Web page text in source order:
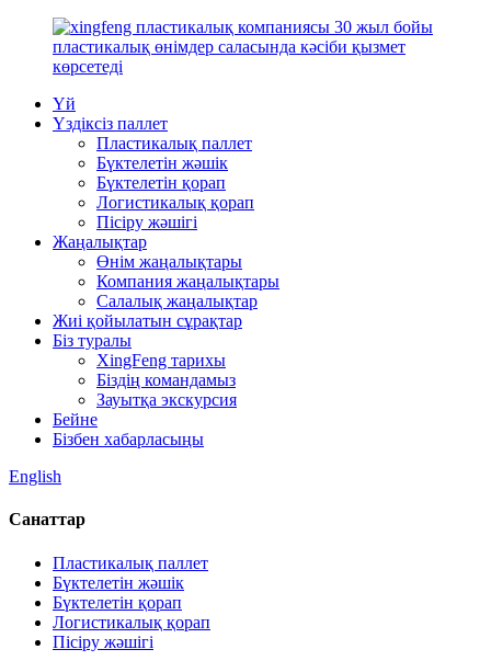
Үй
Үздіксіз паллет
Пластикалық паллет
Бүктелетін жәшік
Бүктелетін қорап
Логистикалық қорап
Пісіру жәшігі
Жаңалықтар
Өнім жаңалықтары
Компания жаңалықтары
Салалық жаңалықтар
Жиі қойылатын сұрақтар
Біз туралы
XingFeng тарихы
Біздің командамыз
Зауытқа экскурсия
Бейне
Бізбен хабарласыңы
English
Санаттар
Пластикалық паллет
Бүктелетін жәшік
Бүктелетін қорап
Логистикалық қорап
Пісіру жәшігі